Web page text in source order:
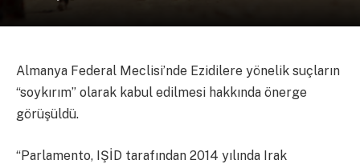
Almanya Federal Meclisi’nde Ezidilere yönelik suçların
“soykırım” olarak kabul edilmesi hakkında önerge
görüşüldü.
“Parlamento, IŞİD tarafından 2014 yılında Irak